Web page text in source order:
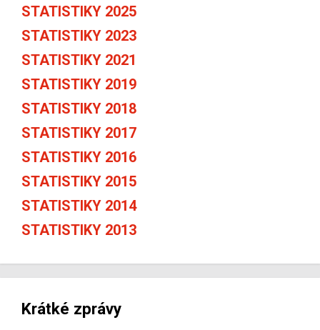
STATISTIKY 2025
STATISTIKY 2023
STATISTIKY 2021
STATISTIKY 2019
STATISTIKY 2018
STATISTIKY 2017
STATISTIKY 2016
STATISTIKY 2015
STATISTIKY 2014
STATISTIKY 2013
Krátké zprávy